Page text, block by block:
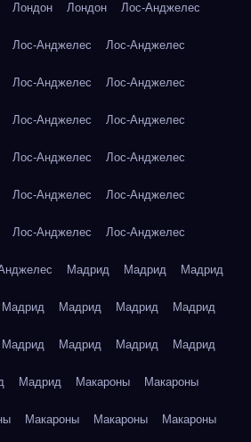
Лондон Лондон Лос-Анджелес
Лос-Анджелес Лос-Анджелес
Лос-Анджелес Лос-Анджелес
Лос-Анджелес Лос-Анджелес
Лос-Анджелес Лос-Анджелес
Лос-Анджелес Лос-Анджелес
Лос-Анджелес Лос-Анджелес
Мадрид Мадрид Мадрид
Мадрид Мадрид Мадрид Мадрид
Мадрид Мадрид Мадрид Мадрид
Мадрид Макароны Макароны
Макароны Макароны Макароны